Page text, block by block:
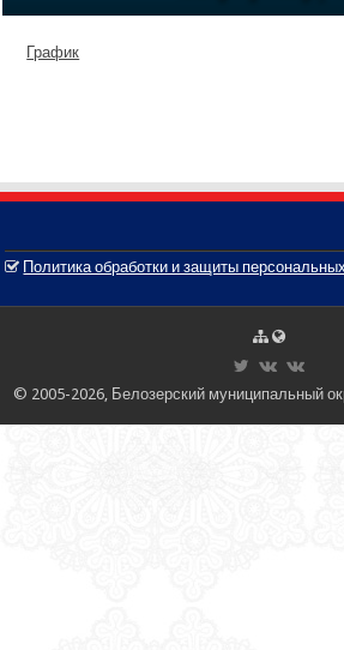
График
Политика обработки и защиты
© 2005-2026, Белозерский муниципальный